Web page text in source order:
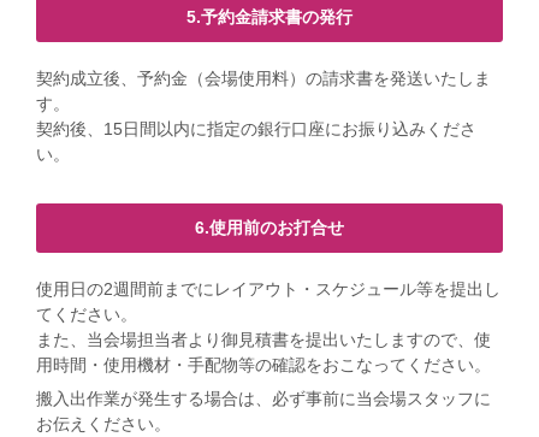
5.予約金請求書の発行
契約成立後、予約金（会場使用料）の請求書を発送いたしま
す。
契約後、15日間以内に指定の銀行口座にお振り込みくださ
い。
6.使用前のお打合せ
使用日の2週間前までにレイアウト・スケジュール等を提出し
てください。
また、当会場担当者より御見積書を提出いたしますので、使
用時間・使用機材・手配物等の確認をおこなってください。
搬入出作業が発生する場合は、必ず事前に当会場スタッフに
お伝えください。